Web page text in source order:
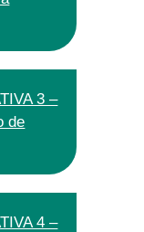
3 –
de
4 –